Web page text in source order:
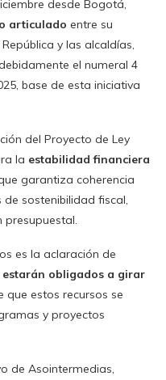
desde Bogotá,
articulado entre su
y las alcaldías,
el numeral 4
base de esta iniciativa
del Proyecto de Ley
la estabilidad financiera
que garantiza coherencia
sostenibilidad fiscal,
es la aclaración de
obligados a girar
que estos recursos se
y proyectos
de Asointermedias,